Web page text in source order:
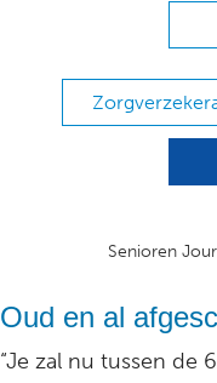
Senioren
Oud en al
“Je zal nu tussen de